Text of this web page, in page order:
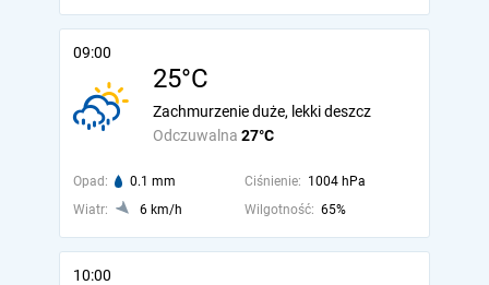
09:00
25°C
Odczuwalna 27°C
Zachmurzenie duże, lekki deszcz
Opad: 0.1 mm Ciśnienie: 1004 hPa
Wiatr:
6 km/h Wilgotność: 65%
10:00